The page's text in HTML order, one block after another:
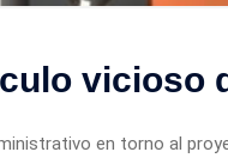
vicioso
en torno al